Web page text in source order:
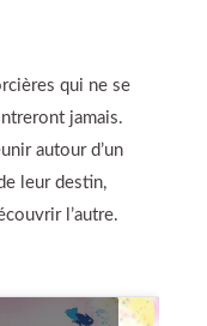
qui ne se
jamais.
autour d’un
leur destin,
l’autre.